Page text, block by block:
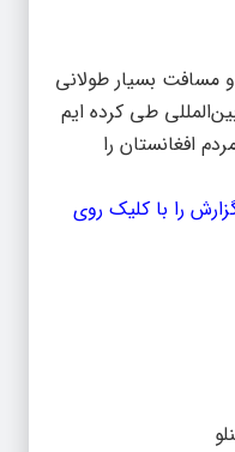
مسافت بسیار طولانی
طی کرده ایم
افغانستان را
را با کلیک روی